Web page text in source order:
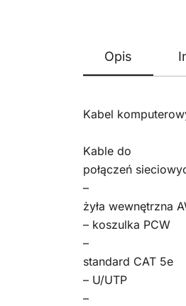
Opis
Kabel
Kable do
połączeń
–
żyła wewnętrzna
– koszulka PCW
–
standard CAT 5e
– U/UTP
–